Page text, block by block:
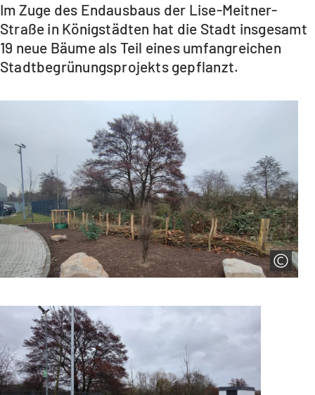
Im Zuge des Endausbaus der Lise-Meitner-
Straße in Königstädten hat die Stadt insgesamt
19 neue Bäume als Teil eines umfangreichen
Stadtbegrünungsprojekts gepflanzt.